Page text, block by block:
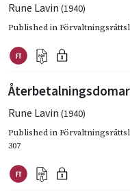
Rune Lavin (1940)
Published in
Rune Lavin (1940)
Published in
307